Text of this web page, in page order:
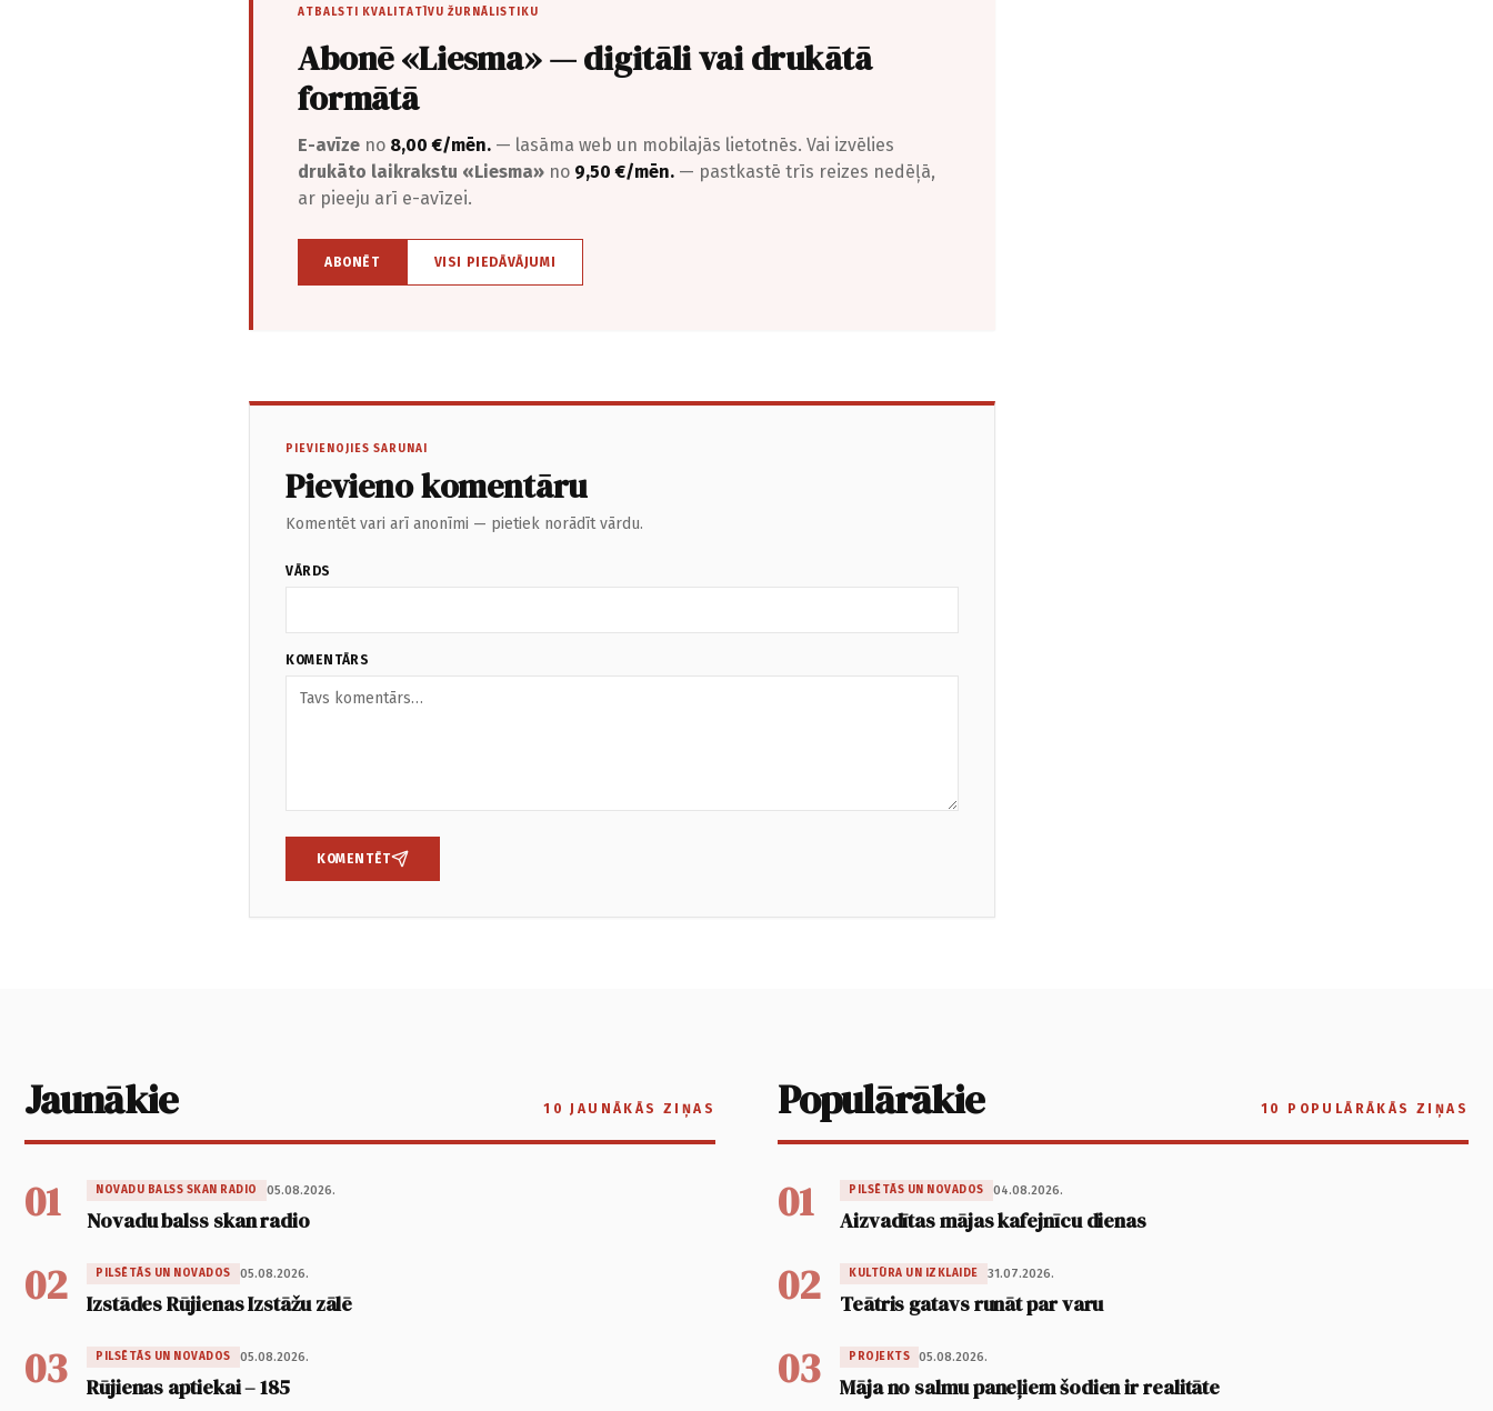
ATBALSTI KVALITATĪVU ŽURNĀLISTIKU
Abonē «Liesma» — digitāli vai drukātā
formātā
E-avīze no 8,00 €/mēn. — lasāma web un mobilajās lietotnēs. Vai izvēlies
drukāto laikrakstu «Liesma» no 9,50 €/mēn. — pastkastē trīs reizes nedēļā,
ar pieeju arī e-avīzei.
ABONĒT VISI PIEDĀVĀJUMI
PIEVIENOJIES SARUNAI
Pievieno komentāru
Komentēt vari arī anonīmi — pietiek norādīt vārdu.
VĀRDS
KOMENTĀRS
KOMENTĒT
Jaunākie 10 JAUNĀKĀS ZIŅAS
01 NOVADU BALSS SKAN RADIO 05.08.2026.
Novadu balss skan radio
02 PILSĒTĀS UN NOVADOS 05.08.2026.
Izstādes Rūjienas Izstāžu zālē
03 PILSĒTĀS UN NOVADOS 05.08.2026.
Rūjienas aptiekai – 185
Populārākie 10 POPULĀRĀKĀS ZIŅAS
01 PILSĒTĀS UN NOVADOS 04.08.2026.
Aizvadītas mājas kafejnīcu dienas
02 KULTŪRA UN IZKLAIDE 31.07.2026.
Teātris gatavs runāt par varu
03 PROJEKTS 05.08.2026.
Māja no salmu paneļiem šodien ir realitāte